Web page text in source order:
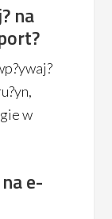
na
w
e-